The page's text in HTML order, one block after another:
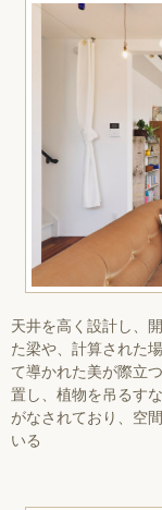
天井を高く設計し、
た梁や、計算された
て導かれた美が際立
置し、植物を吊るす
がなされており、空
いる